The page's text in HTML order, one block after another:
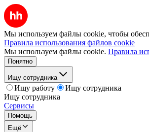
Мы используем файлы cookie, чтобы
Правила использования файлов cookie
Мы используем файлы cookie. Правила
Понятно
Ищу сотрудника
Ищу работу
Ищу сотрудника
Ищу сотрудника
Сервисы
Помощь
Ещё